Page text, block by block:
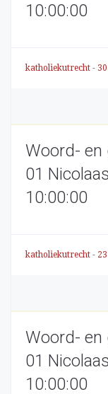
10:00:00
katholiekutrecht -
Woord- en
01
10:00:00
katholiekutrecht -
Woord- en
01
10:00:00